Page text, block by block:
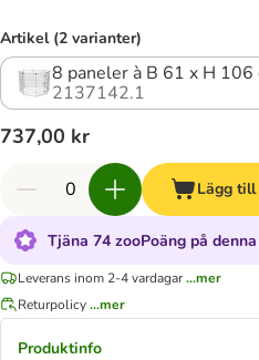
Artikel (2 varianter)
8 paneler à B 61 x H 106
2137142.1
737,00 kr
Lägg
Tjäna 74 zooPoäng på
Leverans inom 2-4 vardagar...mer
Returpolicy...mer
Produktinfo